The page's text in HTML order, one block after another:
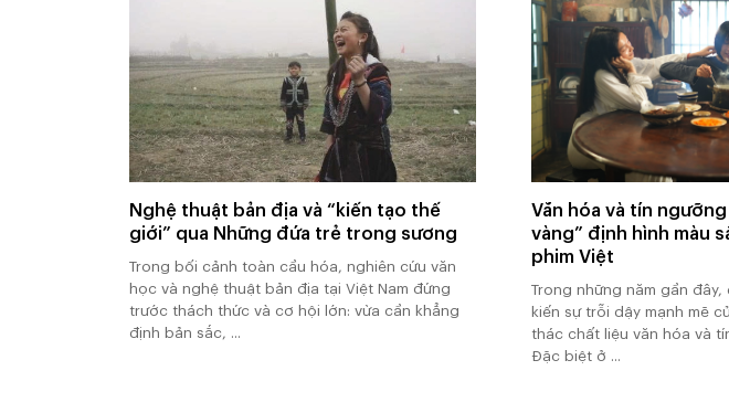
Nghệ thuật bản địa và “kiến tạo thế
giới” qua Những đứa trẻ trong sương
Trong bối cảnh toàn cầu hóa, nghiên cứu văn
học và nghệ thuật bản địa tại Việt Nam đứng
trước thách thức và cơ hội lớn: vừa cần khẳng
định bản sắc, ...
Văn hóa và tín
vàng” định hình màu
phim Việt
Trong những năm gần đây,
kiến sự trỗi dậy mạnh mẽ
thác chất liệu văn hóa và
Đặc biệt ở ...